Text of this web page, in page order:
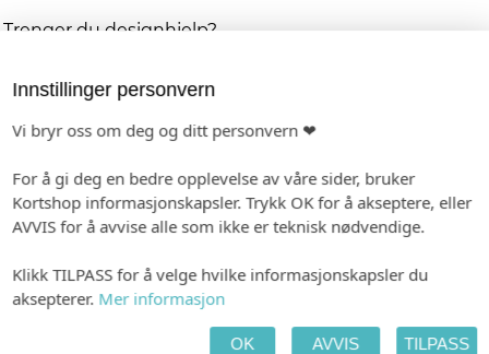
Trenger du designhjelp?
og din bransje.
Format: 105 x 148 mm
Minimumsbestilling: 10
Fra kr 30,00(Eks. MVA) pr.
stk.
Vis pristabell
HANDLEKURV KASSE
Innstillinger personvern
Vi bryr oss om deg og ditt personvern ❤
For å gi deg en bedre opplevelse av våre sider, bruker
Kortshop informasjonskapsler. Trykk OK for å akseptere, eller
AVVIS for å avvise alle som ikke er teknisk nødvendige.
Klikk TILPASS for å velge hvilke informasjonskapsler du
aksepterer. Mer informasjon
OK AVVIS TILPASS